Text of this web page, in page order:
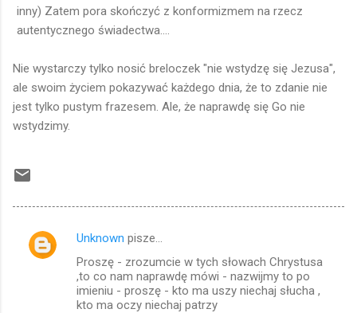
inny) Zatem pora skończyć z konformizmem na rzecz
autentycznego świadectwa....
Nie wystarczy tylko nosić breloczek "nie wstydzę się Jezusa",
ale swoim życiem pokazywać każdego dnia, że to zdanie nie
jest tylko pustym frazesem. Ale, że naprawdę się Go nie
wstydzimy.
K
Unknown pisze…
Proszę - zrozumcie w tych słowach Chrystusa
,to co nam naprawdę mówi - nazwijmy to po
imieniu - proszę - kto ma uszy niechaj słucha ,
kto ma oczy niechaj patrzy